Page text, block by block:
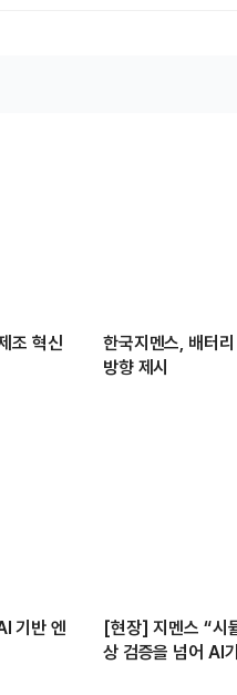
조 혁신
한국지멘스, 배터
방향 제시
기반 엔
[현장] 지멘스 “시
상 검증을 넘어 AI